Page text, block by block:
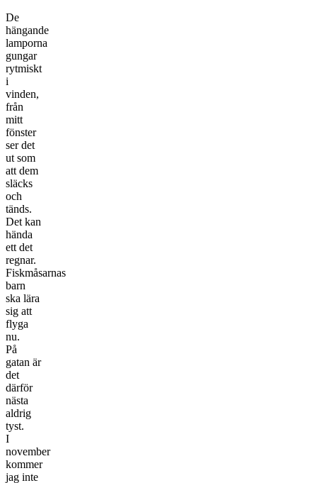
De
hängande
lamporna
gungar
rytmiskt
i
vinden,
från
mitt
fönster
ser det
ut som
att dem
släcks
och
tänds.
Det kan
hända
ett det
regnar.
Fiskmåsarnas
barn
ska lära
sig att
flyga
nu.
På
gatan är
det
därför
nästa
aldrig
tyst.
I
november
kommer
jag inte